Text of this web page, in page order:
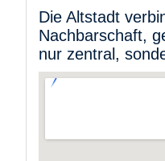
Die Altstadt
Nachbarschaft,
nur zentral,